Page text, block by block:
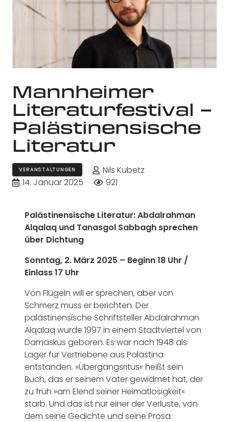
Mannheimer
Literaturfestival –
Palästinensische
Literatur
VERANSTALTUNGEN
Nils Kubetz
14. Januar 2025
921
Palästinensische Literatur: Abdalrahman
Alqalaq und Tanasgol Sabbagh sprechen
über Dichtung
Sonntag, 2. März 2025 – Beginn 18 Uhr /
Einlass 17 Uhr
Von Flügeln will er sprechen, aber von
Schmerz muss er berichten. Der
palästinensische Schriftsteller Abdalrahman
Alqalaq wurde 1997 in einem Stadtviertel von
Damaskus geboren. Es war nach 1948 als
Lager für Vertriebene aus Palästina
entstanden. »Übergangsritus« heißt sein
Buch, das er seinem Vater gewidmet hat, der
zu früh »am Elend seiner Heimatlosigkeit«
starb. Und das ist nur einer der Verluste, von
dem seine Gedichte und seine Prosa